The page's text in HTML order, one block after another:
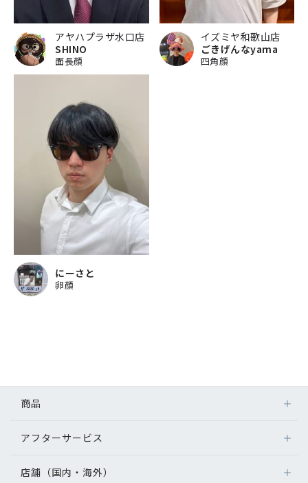
アヤハプラザ水口店
SHINO
面長顔
イズミヤ和歌山店
ごきげんなyama
四角顔
にーさと
卵顔
商品
アフターサービス
店舗（国内・海外）